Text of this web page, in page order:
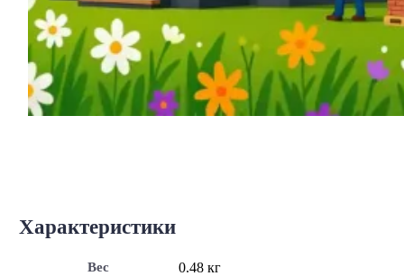
Характеристики
Вес 0.48 кг